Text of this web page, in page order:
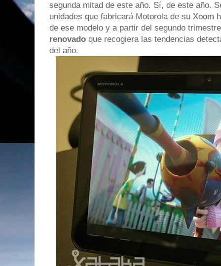
segunda mitad de este año. Sí, de este año.
unidades que fabricará Motorola de su Xoom
de ese modelo y a partir del segundo
renovado que recogiera las tendencias
del año.